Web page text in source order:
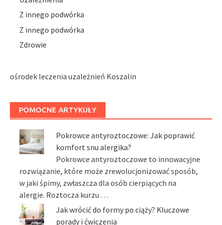
Z innego podwórka
Z innego podwórka
Zdrowie
ośrodek leczenia uzależnień Koszalin
POMOCNE ARTYKUŁY
Pokrowce antyroztoczowe: Jak poprawić
komfort snu alergika?
Pokrowce antyroztoczowe to innowacyjne
rozwiązanie, które może zrewolucjonizować sposób,
w jaki śpimy, zwłaszcza dla osób cierpiących na
alergie. Roztocza kurzu …
Jak wrócić do formy po ciąży? Kluczowe
porady i ćwiczenia